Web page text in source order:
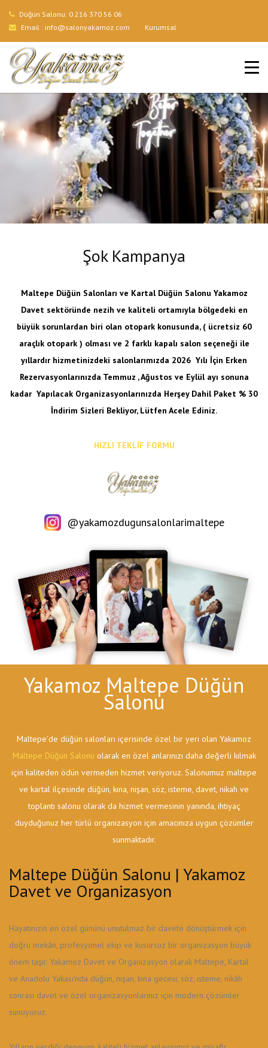
Düğün Salonu: 0 216 370 56 06
Email : info@salonyakamoz.com Kurumsal
ANA SAYFA
HIZMETLERIMIZ
MENÜLER
GALERI
BLOG
İLETIŞIM
Şok Kampanya
Maltepe Düğün Salonları ve Kartal Düğün Salonu Yakamoz
Davet sektöründe nezih ve kaliteli ortamıyla bölgedeki en
büyük sorunlardan biri olan otopark konusunda, ( ücretsiz 60
araçlık otopark ) olması ve 2 farklı kapalı salon seçeneği ile
yıllardır hizmetinizdeki salonlarımızda 2026 Yılı İçin Erken
Rezervasyonlarınızda Temmuz , Ağustos ve Eylül ayı sonuna
kadar Yapılacak Organizasyonlarınızda Herşey Dahil Paket % 30
İndirim Sizleri Bekliyor, Lütfen Acele Ediniz.
HIZLI TEKLİF FORMU
@yakamozdugunsalonlarimaltepe
Yakamoz Maltepe Düğün
Salonu
Maltepe'de düğün salonları içerisinde özel bir yeri olan Yakamoz
Maltepe Düğün Salonu olarak en özel anlarınızı daha değerli kılmak
için kaliteden ödün vermeden hizmet veriyoruz. Salonumuz maltepe
ve kartal ilçesinde düğün, kına, nişan, söz, isteme, davet, nikah ve
toplantı salonu olarak da hizmet vermesinin yanında, ihtiyaç
duyduğunuz her türlü organizasyon için amacınıza uygun çözümler
sunmaktadır.
Maltepe Düğün Salonu | Yakamoz
Davet ve Organizasyon
Hayatınızın en özel gününü unutulmaz bir davete dönüştürmek için
doğru mekân, profesyonel ekip ve kusursuz bir organizasyon büyük
önem taşır. Yakamoz Davet ve Organizasyon olarak Maltepe, Kartal
ve Anadolu Yakası'nda düğün, nişan, kına gecesi, söz, isteme, nikâh
sonrası davet ve özel organizasyonlarınız için modern çözümler
sunuyoruz.